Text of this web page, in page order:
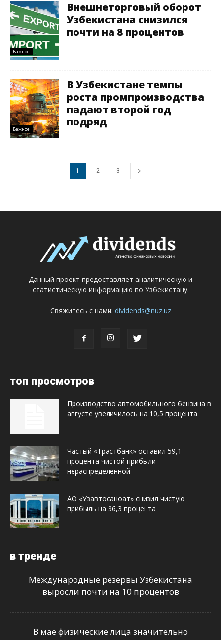
Важное
Внешнеторговый оборот
Узбекистана снизился
почти на 8 процентов
Важное
В Узбекистане темпы
роста промпроизводства
падают второй год
подряд
1 2 3
Данный проект предоставляет аналитическую и
статистическую информацию по Узбекистану.
Свяжитесь с нами: dividends@nuz.uz
топ просмотров
Производство автомобильного бензина в
августе увеличилось на 10,5 процента
Частый «Трастбанк» оставил 59,1
процента чистой прибыли
нераспределенной
АО «Узавтосаноат» снизил чистую
прибыль на 36,3 процента
в тренде
Международные резервы Узбекистана
выросли почти на 10 процентов
В мае физические лица значительно